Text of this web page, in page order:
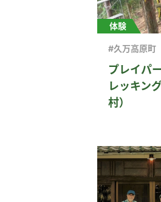
体験
プレイパ
レッキン
村）
#久万高原町